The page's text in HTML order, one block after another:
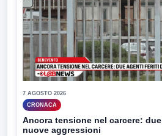
7 AGOSTO 2026
CRONACA
Ancora tensione nel carcere:
nuove aggressioni